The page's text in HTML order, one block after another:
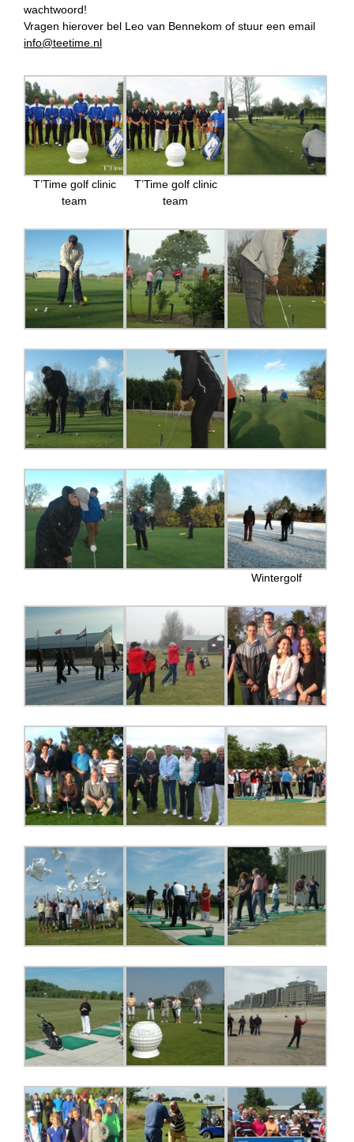
wachtwoord!
Vragen hierover bel Leo van Bennekom of stuur een email
info@teetime.nl
T’Time golf clinic
team
T’Time golf clinic
team
Wintergolf